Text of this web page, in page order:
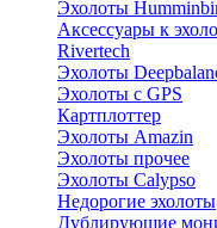
Эхолоты
Аксессуары к
Rivertech
Эхолоты
Эхолоты с GPS
Картплоттер
Эхолоты Amazin
Эхолоты прочее
Эхолоты Calypso
Недорогие эхолоты
Дублирующие